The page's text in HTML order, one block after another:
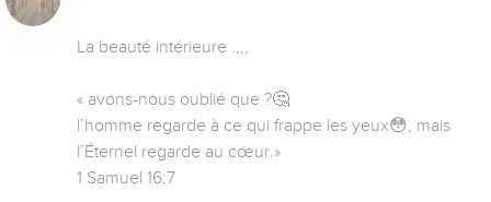
La beauté intérieure .,,,
« avons-nous oublié que ?🤔
l’homme regarde à ce qui frappe les yeux😳, mais
l’Éternel regarde au cœur.»
‭‭1 Samuel‬ ‭16‬:‭7‬ ‭